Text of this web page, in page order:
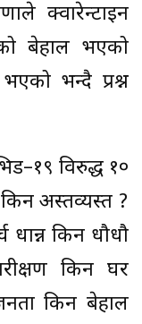
क्वारेन्टाइन
बेहाल भएको
भन्दै प्रश्न
विरुद्ध १०
अस्तव्यस्त ?
धान्न किन धौधौ
किन घर
किन बेहाल